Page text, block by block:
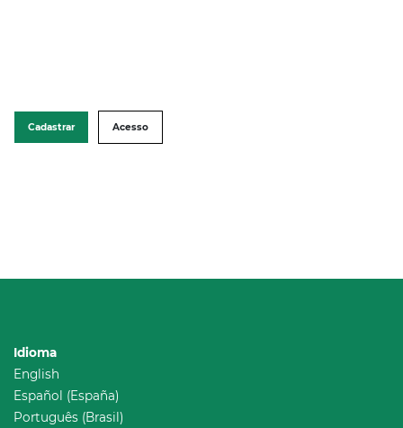
Cadastrar Acesso
Idioma
English
Español (España)
Português (Brasil)